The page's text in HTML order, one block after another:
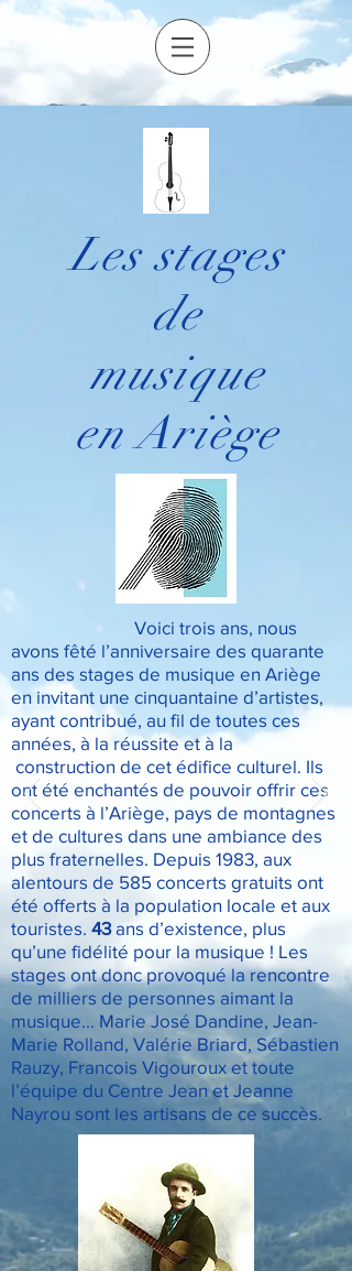
Les stages
de
musique
en Ariège
Voici trois ans, nous
avons fêté l’anniversaire des quarante
ans des stages de musique en Ariège
en invitant une cinquantaine d’artistes,
ayant contribué, au fil de toutes ces
années, à la réussite et à la
construction de cet édifice culturel. Ils
ont été enchantés de pouvoir offrir ces
concerts à l’Ariège, pays de montagnes
et de cultures dans une ambiance des
plus fraternelles. Depuis 1983, aux
alentours de 585 concerts gratuits ont
été offerts à la population locale et aux
touristes. 43ans d’existence, plus
qu’une fidélité pour la musique ! Les
stages ont donc provoqué la rencontre
de milliers de personnes aimant la
musique... Marie José Dandine, Jean-
Marie Rolland, Valérie Briard, Sébastien
Rauzy, Francois Vigouroux et toute
l’équipe du Centre Jean et Jeanne
Nayrou sont les artisans de ce succès.